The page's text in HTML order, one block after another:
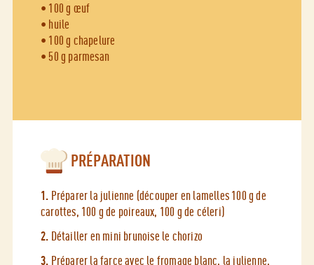
• 100 g œuf
• huile
• 100 g chapelure
• 50 g parmesan
PRÉPARATION
1. Préparer la julienne (découper en lamelles 100 g de
carottes, 100 g de poireaux, 100 g de céleri)
2. Détailler en mini brunoise le chorizo
3. Préparer la farce avec le fromage blanc, la julienne,